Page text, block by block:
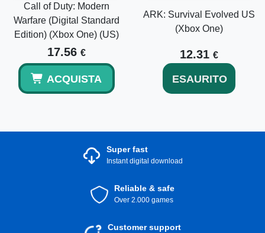
Call of Duty: Modern
Warfare (Digital Standard
Edition) (Xbox One) (US)
17.56 €
ACQUISTA
ARK: Survival Evolved US
(Xbox One)
12.31 €
ESAURITO
Super fast
Instant digital download
Reliable & safe
Over 2.000 games
Customer support